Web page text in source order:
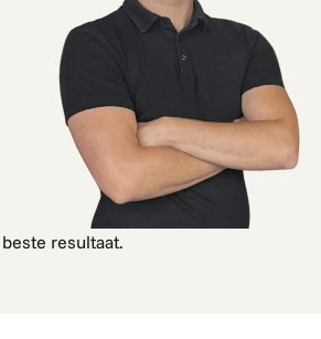
resultaat.